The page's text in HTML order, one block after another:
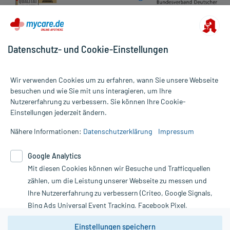
Alle Preise gelten inkl. MwSt., ggf. zzgl. Versandkosten
Informationen auf dieser Website werden ausschließlich für
die Untersuchung und Behandlung durch einen Arzt. Bitte
Therapien eingeleitet werden können. | Diese Webseite benutzt
Google Analytics. Lesen Sie bitte dazu die wichtigen Hinweise in
unserer Datenschutzerklärung. Für den Widerruf einer Bestellung
nutzen Sie das Formular:
Vertrag widerrufen
Datenschutz- und Cookie-Einstellungen
Wir verwenden Cookies um zu erfahren, wann Sie unsere Webseite
besuchen und wie Sie mit uns interagieren, um Ihre
Nutzererfahrung zu verbessern. Sie können Ihre Cookie-
Einstellungen jederzeit ändern.
Nähere Informationen: Datenschutzerklärung Impressum
Google Analytics
Mit diesen Cookies können wir Besuche und Trafficquellen
zählen, um die Leistung unserer Webseite zu messen und
Ihre Nutzererfahrung zu verbessern (Criteo, Google Signals,
Bing Ads Universal Event Tracking, Facebook Pixel,
Youtube-Social Plugin).
Einstellungen speichern